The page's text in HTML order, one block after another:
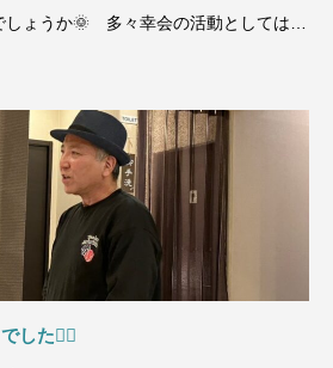
しょうか🌞 多々幸会の活動としては前
した🙇‍♀️